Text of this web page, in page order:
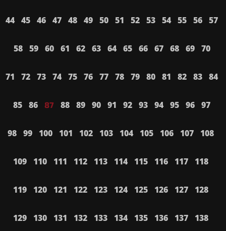
44 45 46 47 48 49 50 51 52 53 54 55 56 57
58 59 60 61 62 63 64 65 66 67 68 69 70
71 72 73 74 75 76 77 78 79 80 81 82 83 84
85 86 87 88 89 90 91 92 93 94 95 96 97
98 99 100 101 102 103 104 105 106 107 108
109 110 111 112 113 114 115 116 117 118
119 120 121 122 123 124 125 126 127 128
129 130 131 132 133 134 135 136 137 138